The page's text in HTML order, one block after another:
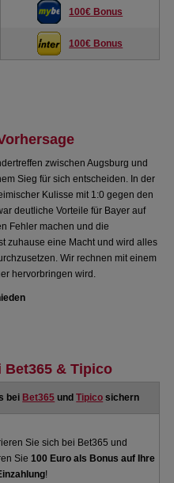
100€ Bonus
100€ Bonus
zwischen Augsburg und
Sieg für sich entscheiden. In der
Kulisse mit 1:0 gegen den
deutliche Vorteile für Bayer auf
Fehler machen und die
zuhause eine Macht und wird alles
Wir rechnen mit einem
hervorbringen wird.
& Tipico
bei Bet365 undTipico sichern
Sie sich bei Bet365 und
Sie100 Euro als Bonus auf Ihre
!